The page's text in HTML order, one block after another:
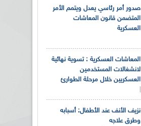
صدور أمر رئاسي يعدل ويتمم الأمر
المتضمن قانون المعاشات
العسكرية
المعاشات العسكرية : تسوية نهائية
لانشغالات المستخدمين
العسكريين خلال مرحلة الطوارئ
نزيف الأنف عند الأطفال: أسبابه
وطرق علاجه